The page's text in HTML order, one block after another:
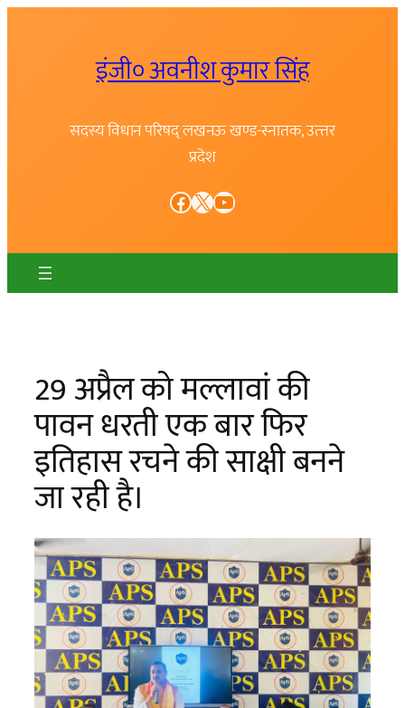
इंजी० अवनीश कुमार सिंह
सदस्य विधान परिषद् लखनऊ खण्ड-स्नातक, उत्त्तर
प्रदेश
Facebook X YouTube
29 अप्रैल को मल्लावां की
पावन धरती एक बार फिर
इतिहास रचने की साक्षी बनने
जा रही है।